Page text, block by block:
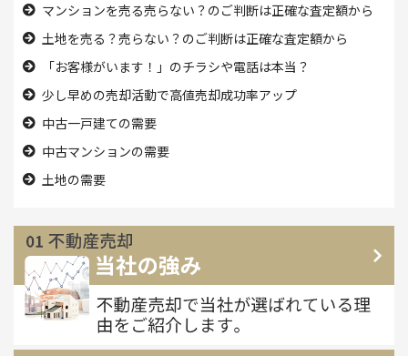
マンションを売る売らない？のご判断は正確な査定額から
土地を売る？売らない？のご判断は正確な査定額から
「お客様がいます！」のチラシや電話は本当？
少し早めの売却活動で高値売却成功率アップ
中古一戸建ての需要
中古マンションの需要
土地の需要